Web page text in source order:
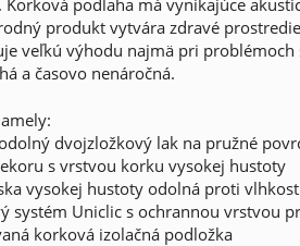
produkt vytvára zdravé
veľkú výhodu najmä pri problémoch
a časovo nenáročná.
dvojzložkový lak na pružné
s vrstvou korku vysokej hustoty
vysokej hustoty odolná proti
systém Uniclic s ochrannou vrstvou
korková izolačná podložka